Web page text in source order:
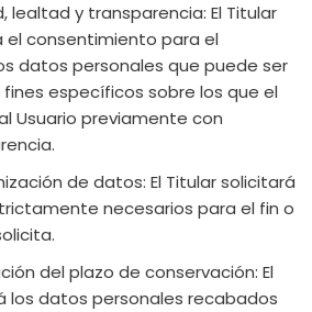
lealtad y transparencia: El Titular
el consentimiento para el
datos personales que puede ser
específicos sobre los que el
Usuario previamente con
de datos: El Titular solicitará
necesarios para el fin o
del plazo de conservación: El
los datos personales recabados